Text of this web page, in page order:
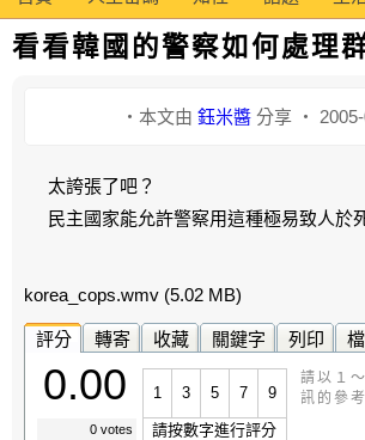
看看韓國的警察如何處理
‧本文由鈺米醬 分享 ‧
太誇張了吧？
民主國家能允許警察用這種極易致人於
korea_cops.wmv (5.02 MB)
評分 轉寄 收藏 關鍵字 列印
0.00
0 votes
1 3 5 7 9
請按數字進行評分
請以１
訊的參